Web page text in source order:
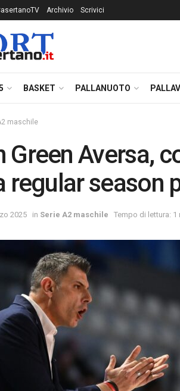
Archivio Scrivici
BASKET PALLANUOTO
maschile
Green Aversa,
regular season
2025 in Serie A2 maschile Tempo di lettura: 1